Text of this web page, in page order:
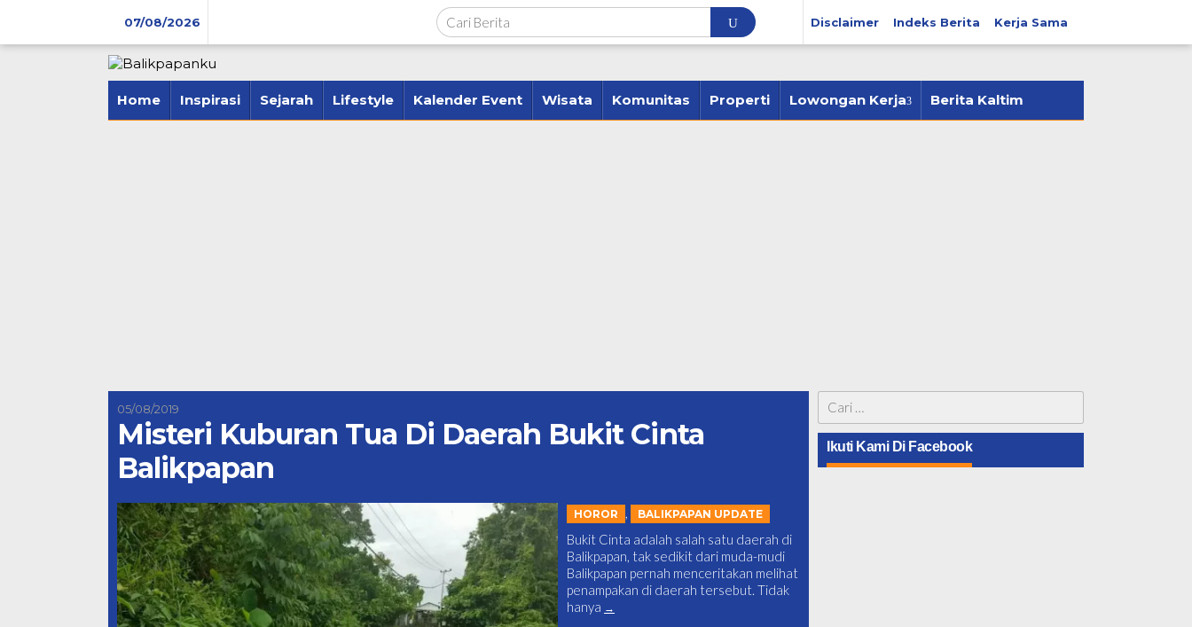
konten
07/08/2026 Disclaimer Indeks Berita Kerja Sama
Home Inspirasi Sejarah Lifestyle Kalender Event Wisata Komunitas Properti Lowongan Kerja Berita Kaltim
05/08/2019
Misteri Kuburan Tua Di Daerah Bukit Cinta
Balikpapan
HOROR BALIKPAPAN UPDATE
Bukit Cinta adalah salah satu daerah di
Balikpapan, tak sedikit dari muda-mudi
Balikpapan pernah menceritakan melihat
penampakan di daerah tersebut. Tidak
hanya
Cari
untuk:
Ikuti Kami Di Facebook